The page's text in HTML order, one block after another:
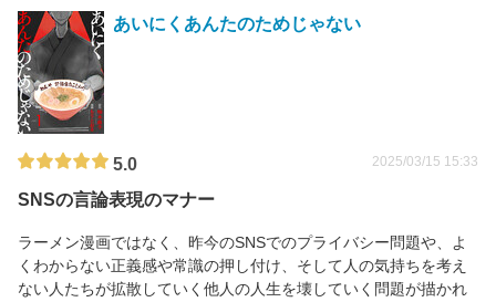
あいにくあんたのためじゃない
5.0 2025/03/15 15:33
SNSの言論表現のマナー
ラーメン漫画ではなく、昨今のSNSでのプライバシー問題や、よ
くわからない正義感や常識の押し付け、そして人の気持ちを考え
ない人たちが拡散していく他人の人生を壊していく問題が描かれ